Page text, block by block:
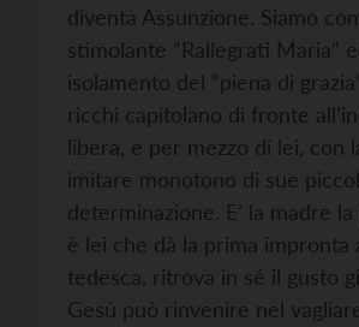
diventa Assunzione. Siamo
stimolante “Rallegrati Maria”
isolamento del “piena di
ricchi capitolano di fronte
libera, e per mezzo di lei, con
imitare monotono di sue
determinazione. E’ la madre
è lei che dà la prima impronta
tedesca, ritrova in sé il gusto
Gesù può rinvenire nel